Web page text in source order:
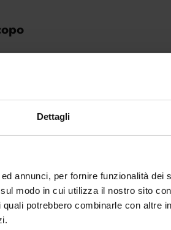
Dettagli
annunci, per fornire funzionalità dei
modo in cui utilizza il nostro sito
potrebbero combinarle con altre
incorporati.
le preferenze del
video dell'utente usando il
per tracciare
dell'utente con i
incorporati.